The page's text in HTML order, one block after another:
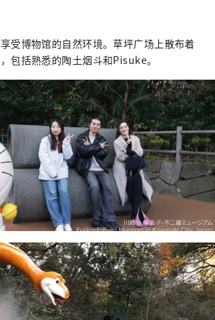
受博物馆的自然环境。草坪广场上散布着
包括熟悉的陶土烟斗和Pisuke。